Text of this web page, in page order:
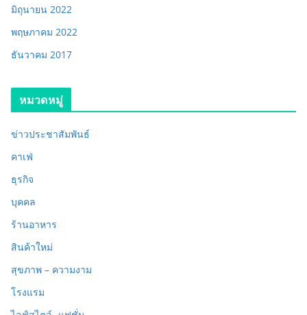
มิถุนายน 2022
พฤษภาคม 2022
ธันวาคม 2017
หมวดหมู่
ข่าวประชาสัมพันธ์
คาเฟ่
ธุรกิจ
บุคคล
ร้านอาหาร
สินค้าใหม่
สุขภาพ – ความงาม
โรงแรม